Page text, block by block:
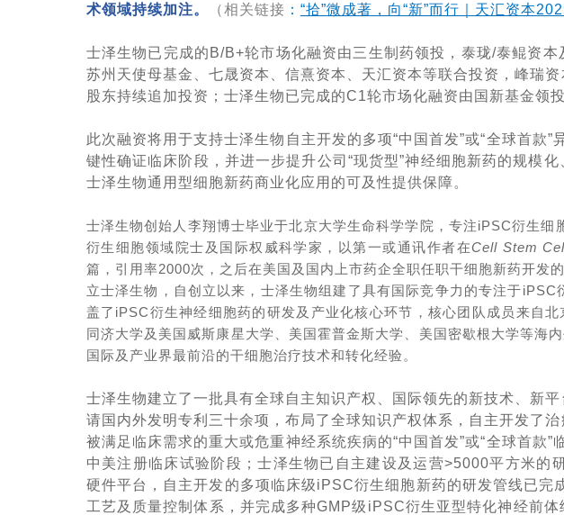
术领域持续加注。
（相关链接 ： “拾”微成著，向“新”而行｜天汇资本
士泽生物已完成的B/B+轮市场化融资由三生制药领投，泰珑/泰鲲资本
苏州天使母基金、七晟资本、信熹资本、天汇资本等联合投资，峰瑞
股东持续追加投资；士泽生物已完成的C1轮市场化融资由国新基金领
此次融资将用于支持士泽生物自主开发的多项“中国首发”或“全球首款
键性确证临床阶段，并进一步提升公司“现货型”神经细胞新药的规模
士泽生物通用型细胞新药商业化应用的可及性提供保障。
士泽生物创始人李翔博士毕业于北京大学生命科学学院，专注iPSC衍生
衍生细胞领域院士及国际权威科学家，以第一或通讯作者在Cell Stem
篇，引用率2000次，之后在美国及国内上市药企全职任职干细胞新药开发
立士泽生物，自创立以来，士泽生物组建了具有国际竞争力的专注于
盖了iPSC衍生神经细胞药的研发及产业化核心环节，核心团队成员来自
同济大学及美国威斯康星大学、美国霍普金斯大学、美国密歇根大学等海
国际及产业界最前沿的干细胞治疗技术和转化经验。
士泽生物建立了一批具有全球自主知识产权、国际领先的新技术、新
请国内外发明专利三十余项，布局了全球知识产权体系，自主开发了
被满足临床需求的重大或危重神经系统疾病的“中国首发”或“全球首款
中美注册临床试验阶段；士泽生物已自主建设及运营>5000平方米的
硬件平台，自主开发的多项临床级iPSC衍生细胞新药的研发管线已完
工艺及质量控制体系，并完成多种GMP级iPSC衍生亚型特化神经前